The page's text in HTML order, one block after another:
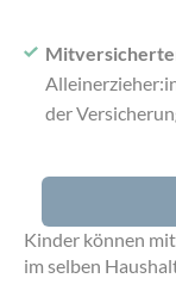
der
Kinder können
im selben